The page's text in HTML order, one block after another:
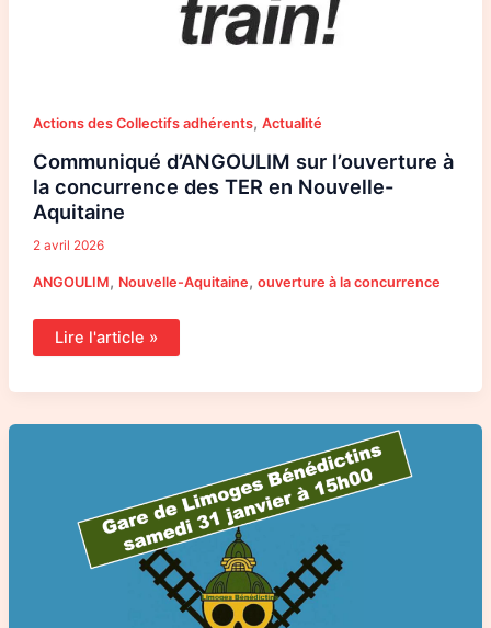
Actions des Collectifs adhérents, Actualité
Communiqué d’ANGOULIM sur l’ouverture à
la concurrence des TER en Nouvelle-
Aquitaine
2 avril 2026
ANGOULIM, Nouvelle-Aquitaine, ouverture à la concurrence
Lire l'article »
Lettre
retour
images
rassemblement